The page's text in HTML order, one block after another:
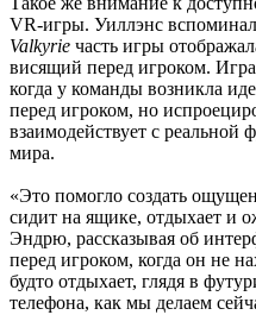
VR-игры. Уиллэнс
Valkyrie часть игры
висящий перед игроком.
когда у команды возникла
перед игроком, но
взаимодействует с реальной
мира.
«Это помогло создать
сидит на ящике, отдыхает и
Эндрю, рассказывая об
перед игроком, когда он не
будто отдыхает, глядя в
телефона, как мы делаем